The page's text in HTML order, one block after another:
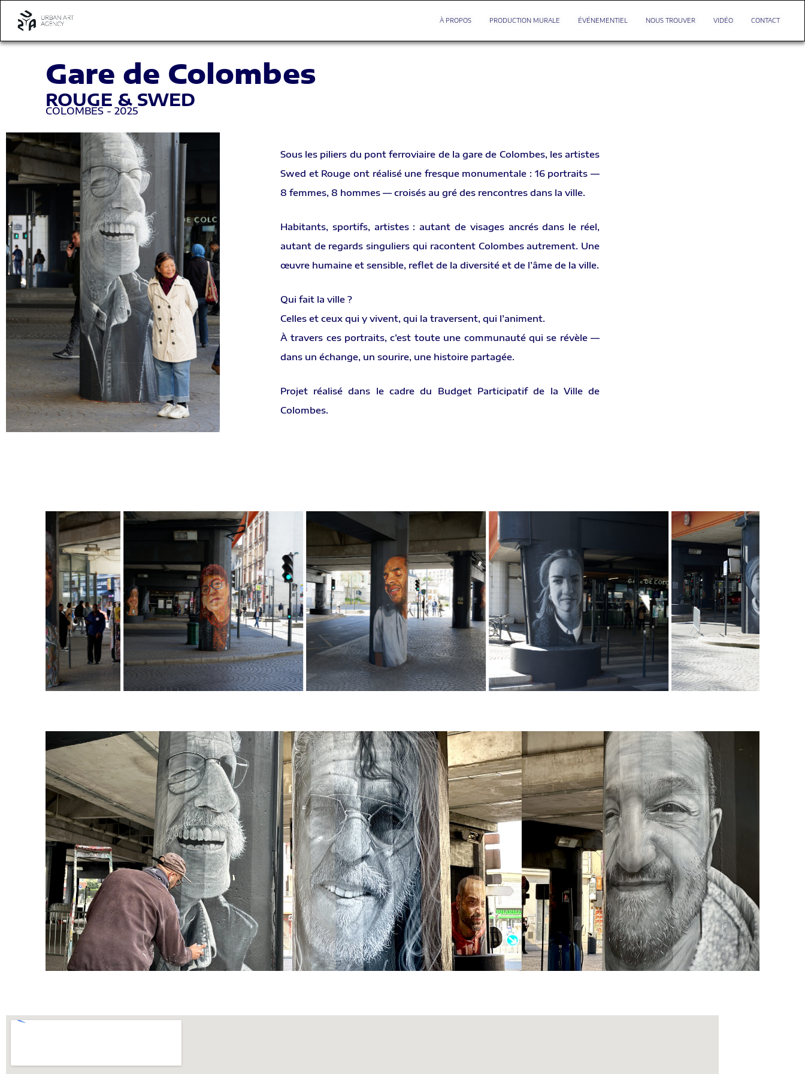
À PROPOS PRODUCTION MURALE ÉVÉNEMENTIEL NOUS TROUVER VIDÉO CONTACT
Gare de Colombes
ROUGE & SWED
COLOMBES - 2025
Sous les piliers du pont ferroviaire de la gare de Colombes, les artistes
Swed et Rouge ont réalisé une fresque monumentale : 16 portraits —
8 femmes, 8 hommes — croisés au gré des rencontres dans la ville.
Habitants, sportifs, artistes : autant de visages ancrés dans le réel,
autant de regards singuliers qui racontent Colombes autrement. Une
œuvre humaine et sensible, reflet de la diversité et de l’âme de la ville.
Qui fait la ville ?
Celles et ceux qui y vivent, qui la traversent, qui l’animent.
À travers ces portraits, c’est toute une communauté qui se révèle —
dans un échange, un sourire, une histoire partagée.
Projet réalisé dans le cadre du Budget Participatif de la Ville de
Colombes.